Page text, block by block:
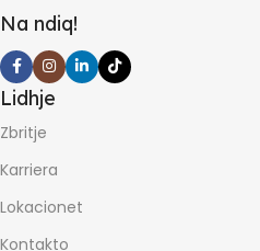
Na ndiq!
Lidhje
Zbritje
Karriera
Lokacionet
Kontakto